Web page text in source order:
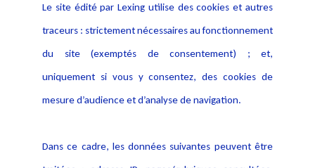
Alerte professionnelle
Déclaration d'accessibilité
Notice Légale
Politique de protection des
données
Publications
Le site édité par Lexing utilise des cookies et autres
traceurs : strictement nécessaires au fonctionnement
du site (exemptés de consentement) ; et,
uniquement si vous y consentez, des cookies de
mesure d’audience et d’analyse de navigation.
Dans ce cadre, les données suivantes peuvent être